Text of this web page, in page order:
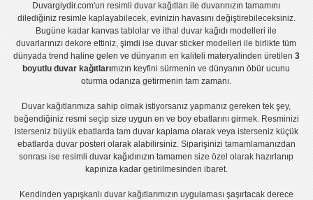
Duvargiydir.com'unresimli duvar kağıtları ile duvarınızın tamamını
dilediğiniz resimle kaplayabilecek, evinizin havasını değiştirebileceksiniz.
Bugüne kadar kanvas tablo lar veithal duvar kağıdı modelleri ile
duvarlarınızı dekore ettiniz, şimdi iseduvar sticker modelleri ile birlikte tüm
dünyada trend haline gelen ve dünyanın en kaliteli materyalinden üretilen 3
boyutlu duvar kağıtlarımızın keyfini sürmenin ve dünyanın öbür ucunu
oturma odanıza getirmenin tam zamanı.
Duvar kağıtlarımıza sahip olmak istiyorsanız yapmanız gereken tek şey,
beğendiğiniz resmi seçip size uygun en ve boy ebatlarını girmek. Resminizi
isterseniz büyük ebatlarda tam duvar kaplamaolarak veya isterseniz küçük
ebatlarda duvar posteri olarak alabilirsiniz. Siparişinizi tamamlamanızdan
sonrası iseresimli duvar kağıdınızın tamamen size özel olarak hazırlanıp
kapınıza kadar getirilmesinden ibaret.
Kendinden yapışkanlı duvar kağıtlarımızın uygulamasışaşırtacak derece